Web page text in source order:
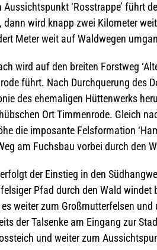
Aus­sichts­punkt ‘Ross­trappe’ führt
dann wird knapp zwei Kilo­me­ter
Meter weit auf Wald­we­gen
wird auf den brei­ten Forst­weg
führt. Nach Durch­que­rung des
des ehe­ma­li­gen Hüt­ten­werks
Ort Tim­men­rode. Gleich
die impo­sante Fels­for­ma­tion
am Fuchs­bau vor­bei durch den
der Ein­stieg in den
Pfad durch den Wald win­det
wei­ter zum Groß­mutter­fel­sen
der Tal­senke am Ein­gang zur
und wei­ter zum